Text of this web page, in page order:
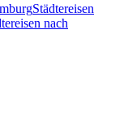
Städtereisen
nach